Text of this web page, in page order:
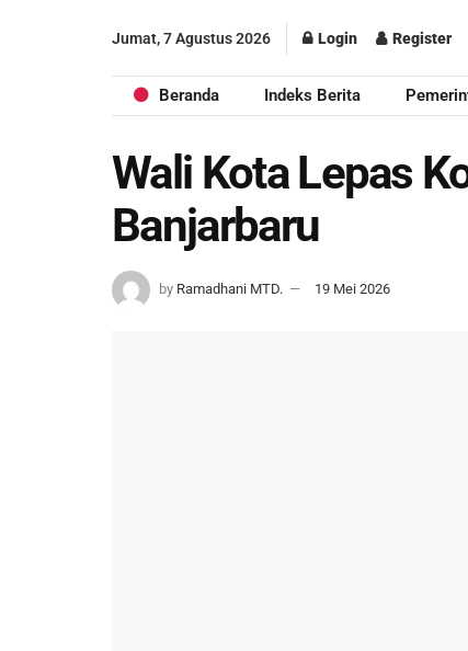
Jumat, 7 Agustus 2026 Login Register
Beranda Indeks Berita
Wali Kota Lepas
Banjarbaru
by Ramadhani MTD. 19 Mei 2026